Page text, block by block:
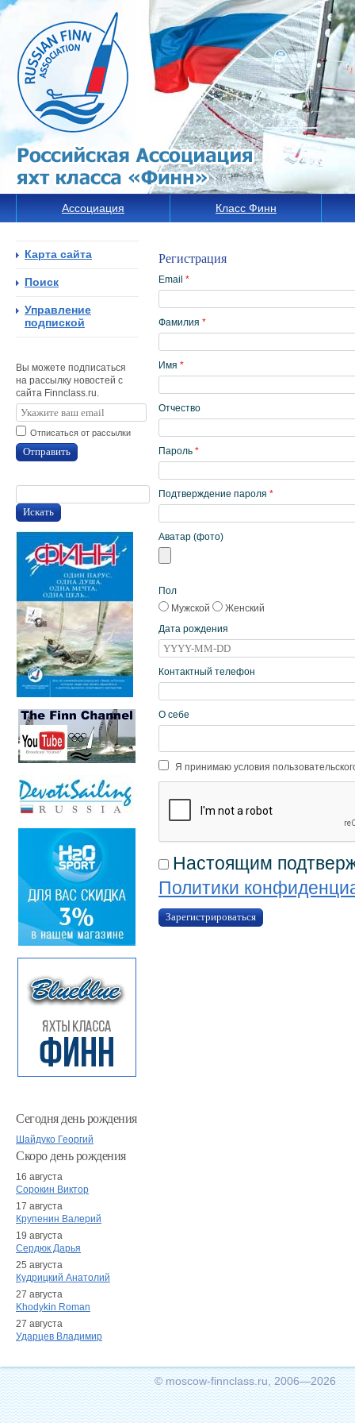
Ассоциация Класс Финн
Регистрация
Email *
Фамилия *
Имя *
Отчество
Пароль *
Подтверждение пароля *
Аватар (фото)
Пол
Мужской
Женский
Дата рождения
Контактный телефон
О себе
Я принимаю условия
Настоящим
Политики
Зарегистрироваться
Карта сайта
Поиск
Управление
подпиской
Вы можете подписаться
на рассылку новостей с
сайта Finnclass.ru.
Отписаться от рассылки
Отправить
Искать
Сегодня день рождения
Шайдуко Георгий
Скоро день рождения
16 августа
Сорокин Виктор
17 августа
Крупенин Валерий
19 августа
Сердюк Дарья
25 августа
Кудрицкий Анатолий
27 августа
Khodykin Roman
27 августа
Ударцев Владимир
© moscow-finnclass.ru, 2006—2026